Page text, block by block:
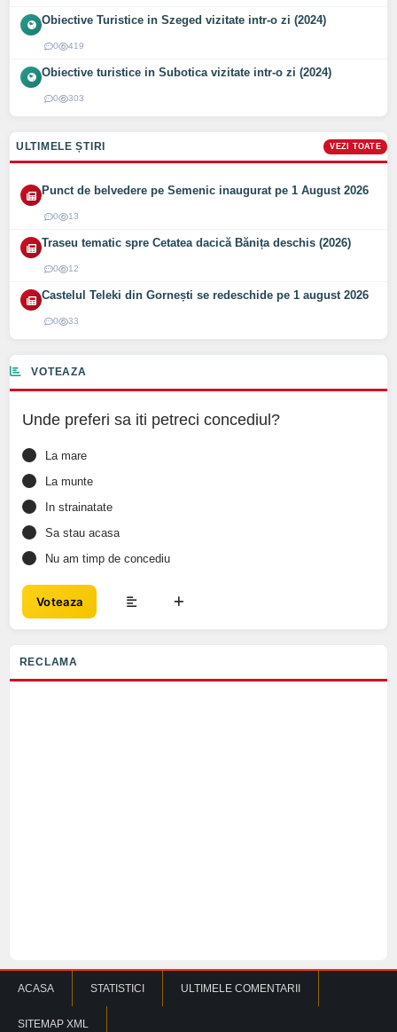
Obiective Turistice in Szeged vizitate intr-o zi (2024)
0 419
Obiective turistice in Subotica vizitate intr-o zi (2024)
0 303
ULTIMELE ȘTIRI VEZI TOATE
Punct de belvedere pe Semenic inaugurat pe 1 August 2026
0 13
Traseu tematic spre Cetatea dacică Bănița deschis (2026)
0 12
Castelul Teleki din Gornești se redeschide pe 1 august 2026
0 33
VOTEAZA
Unde preferi sa iti petreci concediul?
La mare
La munte
In strainatate
Sa stau acasa
Nu am timp de concediu
Voteaza
RECLAMA
ACASA STATISTICI ULTIMELE COMENTARII
SITEMAP XML